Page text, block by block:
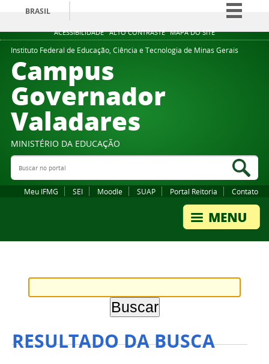
ACESSIBILIDADE ALTO CONTRASTE MAPA DO SITE
BRASIL
Simplifique!
Comunica BR
Instituto Federal de Educação, Ciência e Tecnologia de Minas Gerais
Campus
Governador
Valadares
MINISTÉRIO DA EDUCAÇÃO
Buscar no portal
Meu IFMG SEI Moodle SUAP Portal Reitoria Contato
RESULTADO DA BUSCA